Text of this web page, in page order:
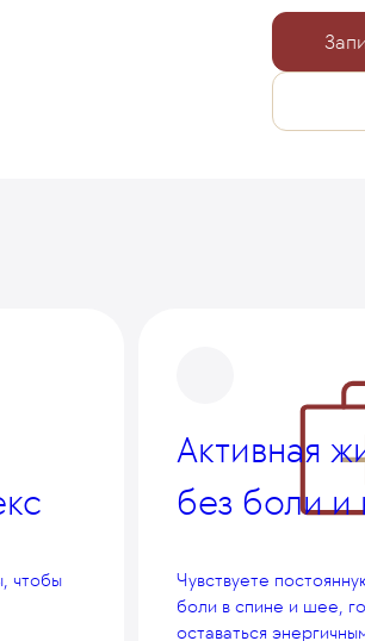
чтобы
Активная
без боли и
Чувствуете
боли в спине и шее,
оставаться